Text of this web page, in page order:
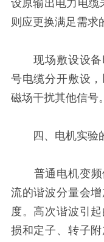
设原输出电力电缆
则应更换满足需求
现场敷设设备
号电缆分开敷设
磁场干扰其他信号。
四、电机实验的
普通电机变频
流的谐波分量会
度。高次谐波引
损和定子、转子